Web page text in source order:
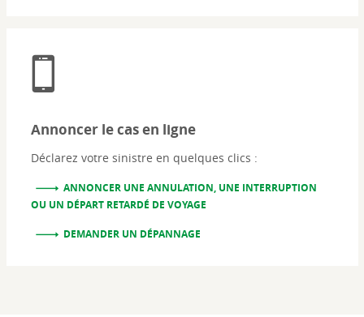
Annoncer le cas en ligne
Déclarez votre sinistre en quelques clics :
ANNONCER UNE ANNULATION, UNE INTERRUPTION
OU UN DÉPART RETARDÉ DE VOYAGE
DEMANDER UN DÉPANNAGE